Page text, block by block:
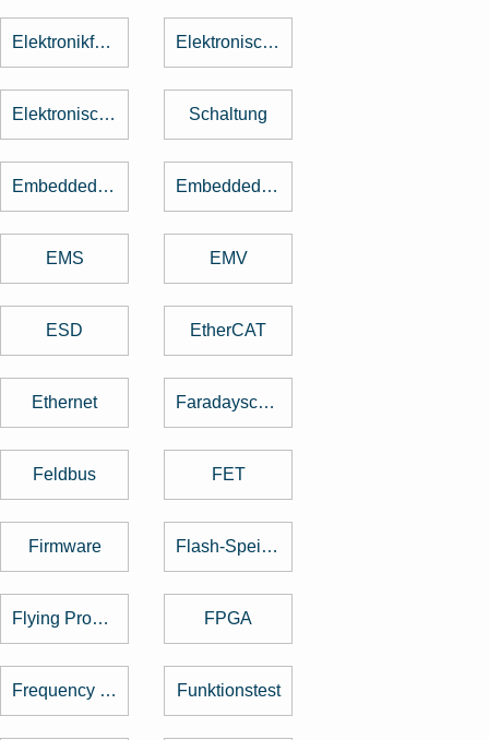
Elektronikfertigung Elektronische Baugruppe
Elektronische Bauteile Schaltung
Embedded Software Embedded System
EMS EMV
ESD EtherCAT
Ethernet Faradayscher Käfig
Feldbus FET
Firmware Flash-Speicher
Flying Probe Test FPGA
Frequency Hopping Funktionstest